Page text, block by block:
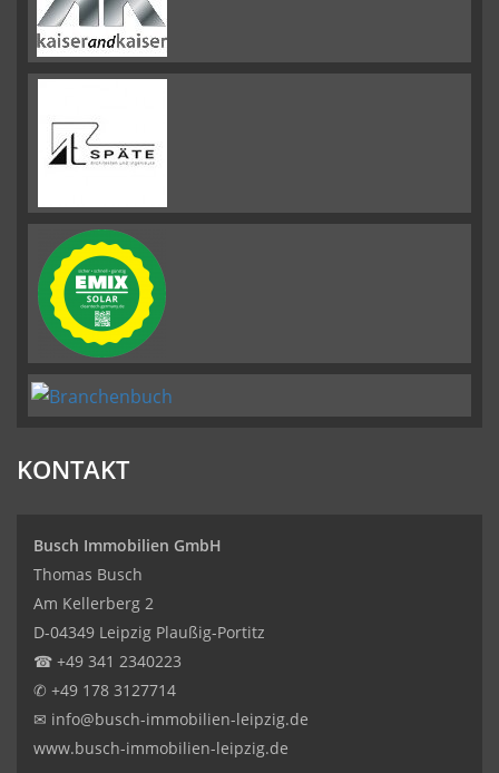
KONTAKT
Busch Immobilien GmbH
Thomas Busch
Am Kellerberg 2
D-04349 Leipzig Plaußig-Portitz
☎ +49 341 2340223
✆ +49 178 3127714
✉ info@busch-immobilien-leipzig.de
www.busch-immobilien-leipzig.de